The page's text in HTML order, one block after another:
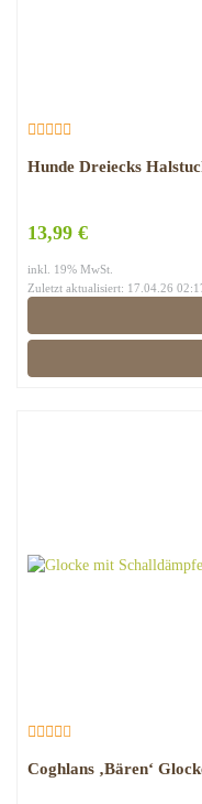
Hunde Dreiecks
13,99 €
inkl. 19% MwSt.
Zuletzt aktualisiert: 17.04.26
Coghlans ‚Bären‘